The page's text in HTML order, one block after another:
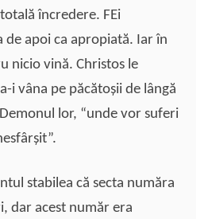
încredere. FEi
de apoi ca apropiată. Iar în
nicio vină. Christos le
i vâna pe păcătoşii de lângă
lor, “unde vor suferi
stabilea că secta număra
dar acest număr era